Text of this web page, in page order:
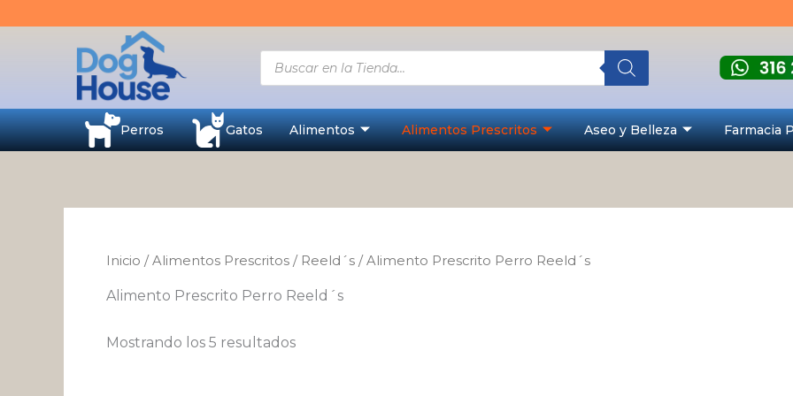
Perros Gatos Alimentos Alimentos Prescritos Aseo y Belleza Farmacia
Inicio /Alimentos Prescritos / Reeld´s / Alimento Prescrito Perro Reeld´s
Alimento Prescrito Perro Reeld´s
Mostrando los 5 resultados
últimos